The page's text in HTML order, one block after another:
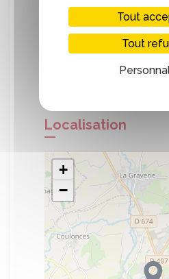
conventions -
écologique et
cette charte en
appliqués par les
Localisation
+
−
Tout
Tout